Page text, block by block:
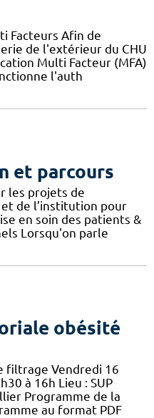
Facteurs Afin de
de l'extérieur du CHU
Multi Facteur (MFA)
l'auth
et parcours
les projets de
de l’institution pour
en soin des patients &
Lorsqu'on parle
obésité
filtrage Vendredi 16
à 16h Lieu : SUP
Programme de la
au format PDF